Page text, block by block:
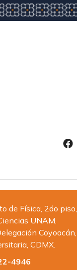
de Física, 2do piso,
UNAM,
Coyoacán,
CDMX.
4946